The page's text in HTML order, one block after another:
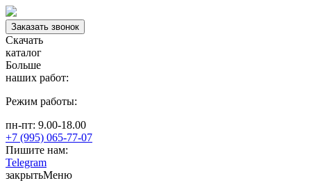
Заказать звонок
Скачать
каталог
Больше
наших работ:
Режим работы:
пн-пт: 9.00-18.00
+7 (995) 065-77-07
Пишите нам:
Telegram
закрытьМеню